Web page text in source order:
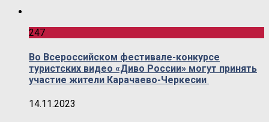
247
Во Всероссийском фестивале-конкурсе
туристских видео «Диво России» могут принять
участие жители Карачаево-Черкесии
14.11.2023